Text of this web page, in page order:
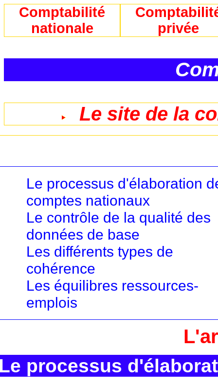
Comptabilité
nationale
privée
Le site de la
Le processus d'élaboration
comptes nationaux
Le contrôle de la qualité des
données de base
Les différents types de
cohérence
Les équilibres ressources-
emplois
processus